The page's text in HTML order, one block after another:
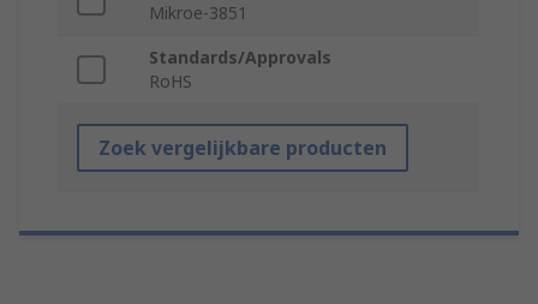
Mikroe-3851
Standards/Approvals
RoHS
Zoek vergelijkbare producten